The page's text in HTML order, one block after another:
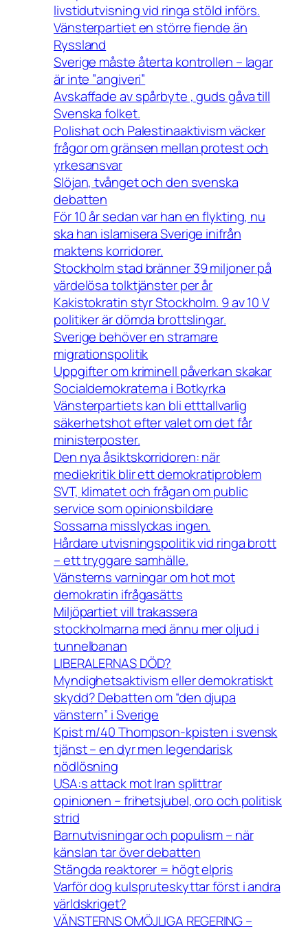
livstidutvisning vid ringa stöld införs.
Vänsterpartiet en större fiende än
Ryssland
Sverige måste återta kontrollen – lagar
är inte ”angiveri”
Avskaffade av spårbyte , guds gåva till
Svenska folket.
Polishat och Palestinaaktivism väcker
frågor om gränsen mellan protest och
yrkesansvar
Slöjan, tvånget och den svenska
debatten
För 10 år sedan var han en flykting, nu
ska han islamisera Sverige inifrån
maktens korridorer.
Stockholm stad bränner 39 miljoner på
värdelösa tolktjänster per år
Kakistokratin styr Stockholm. 9 av 10 V
politiker är dömda brottslingar.
Sverige behöver en stramare
migrationspolitik
Uppgifter om kriminell påverkan skakar
Socialdemokraterna i Botkyrka
Vänsterpartiets kan bli etttallvarlig
säkerhetshot efter valet om det får
ministerposter.
Den nya åsiktskorridoren: när
mediekritik blir ett demokratiproblem
SVT, klimatet och frågan om public
service som opinionsbildare
Sossarna misslyckas ingen.
Hårdare utvisningspolitik vid ringa brott
– ett tryggare samhälle.
Vänsterns varningar om hot mot
demokratin ifrågasätts
Miljöpartiet vill trakassera
stockholmarna med ännu mer oljud i
tunnelbanan
LIBERALERNAS DÖD?
Myndighetsaktivism eller demokratiskt
skydd? Debatten om “den djupa
vänstern” i Sverige
Kpist m/40 Thompson-kpisten i svensk
tjänst – en dyr men legendarisk
nödlösning
USA:s attack mot Iran splittrar
opinionen – frihetsjubel, oro och politisk
strid
Barnutvisningar och populism – när
känslan tar över debatten
Stängda reaktorer = högt elpris
Varför dog kulspruteskyttar först i andra
världskriget?
VÄNSTERNS OMÖJLIGA REGERING –